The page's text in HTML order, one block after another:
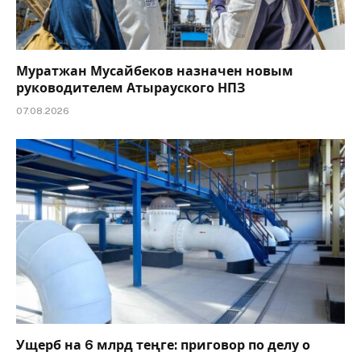
Муратжан Мусайбеков назначен новым
руководителем Атырауского НПЗ
07.08.2026
Ущерб на 6 млрд теңге: приговор по делу о